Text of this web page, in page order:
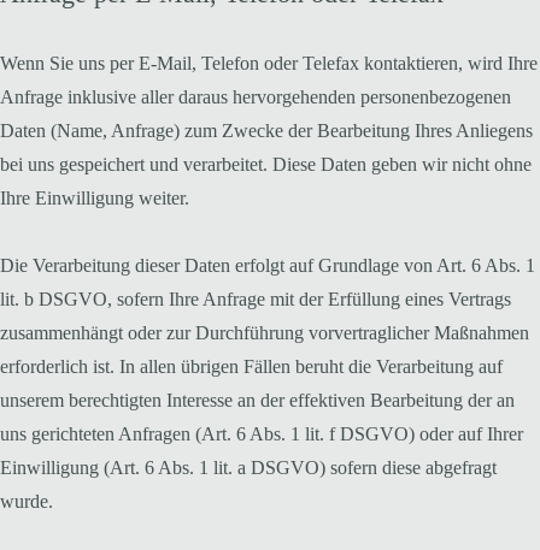
Wenn Sie uns per E-Mail, Telefon oder Telefax kontaktieren, wird Ihre
Anfrage inklusive aller daraus hervorgehenden personenbezogenen
Daten (Name, Anfrage) zum Zwecke der Bearbeitung Ihres Anliegens
bei uns gespeichert und verarbeitet. Diese Daten geben wir nicht ohne
Ihre Einwilligung weiter.
Die Verarbeitung dieser Daten erfolgt auf Grundlage von Art. 6 Abs. 1
lit. b DSGVO, sofern Ihre Anfrage mit der Erfüllung eines Vertrags
zusammenhängt oder zur Durchführung vorvertraglicher Maßnahmen
erforderlich ist. In allen übrigen Fällen beruht die Verarbeitung auf
unserem berechtigten Interesse an der effektiven Bearbeitung der an
uns gerichteten Anfragen (Art. 6 Abs. 1 lit. f DSGVO) oder auf Ihrer
Einwilligung (Art. 6 Abs. 1 lit. a DSGVO) sofern diese abgefragt
wurde.